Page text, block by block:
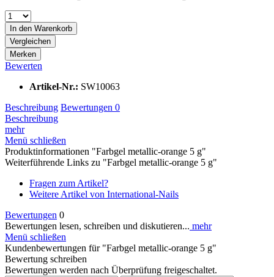
In den Warenkorb
Vergleichen
Merken
Bewerten
Artikel-Nr.: SW10063
Beschreibung Bewertungen 0
Beschreibung
mehr
Menü schließen
Produktinformationen "Farbgel metallic-orange 5 g"
Weiterführende Links zu "Farbgel metallic-orange 5 g"
Fragen zum Artikel?
Weitere Artikel von International-Nails
Bewertungen 0
Bewertungen lesen, schreiben und diskutieren... mehr
Menü schließen
Kundenbewertungen für "Farbgel metallic-orange 5 g"
Bewertung schreiben
Bewertungen werden nach Überprüfung freigeschaltet.